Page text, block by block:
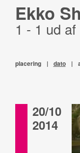
Ekko
1 - 1 ud
placering | dato |
20/10
2014